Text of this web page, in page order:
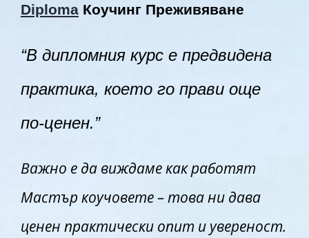
DiplomaКоучинг Преживяване
“В дипломния курс е предвидена
практика, което го прави още
по-ценен.”
Важно е да виждаме как работят
Мастър коучовете – това ни дава
ценен практически опит и увереност.